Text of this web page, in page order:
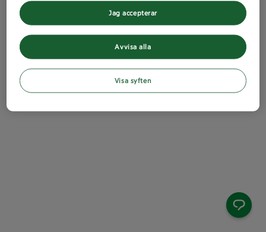
Avvisa alla
Jag accepterar
Visa syften